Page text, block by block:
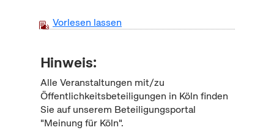
Vorlesen lassen
Hinweis:
Alle Veranstaltungen mit/zu
Öffentlichkeitsbeteiligungen in Köln finden
Sie auf unserem Beteiligungsportal
"Meinung für Köln".